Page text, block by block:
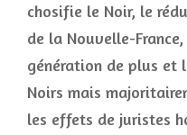
chosifie le Noir, le
de la Nouvelle-
génération de plus et
Noirs mais
les effets de juristes